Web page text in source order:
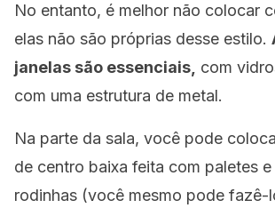
No entanto, é melhor não colocar
elas não são próprias desse estilo.
janelas são essenciais, com
com uma estrutura de metal.
Na parte da sala, você pode
de centro baixa feita com paletes e
rodinhas (você mesmo pode fazê-